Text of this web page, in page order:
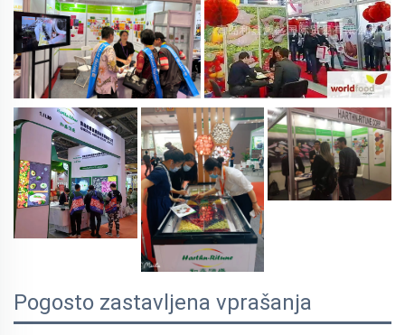
Pogosto zastavljena vprašanja